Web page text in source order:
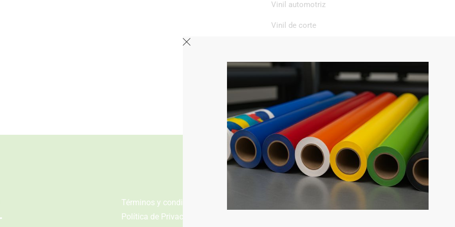
Vinil automotriz
Vinil de corte
Vinil textil
Términos y condiciones
Política de Privacidad